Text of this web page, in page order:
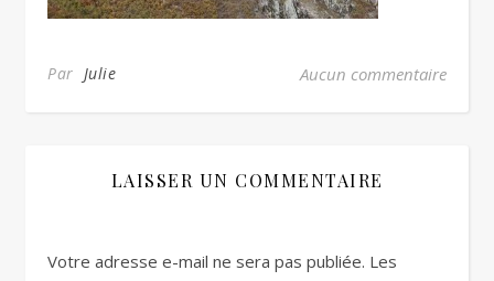
Par Julie Aucun commentaire
LAISSER UN COMMENTAIRE
Votre adresse e-mail ne sera pas publiée. Les